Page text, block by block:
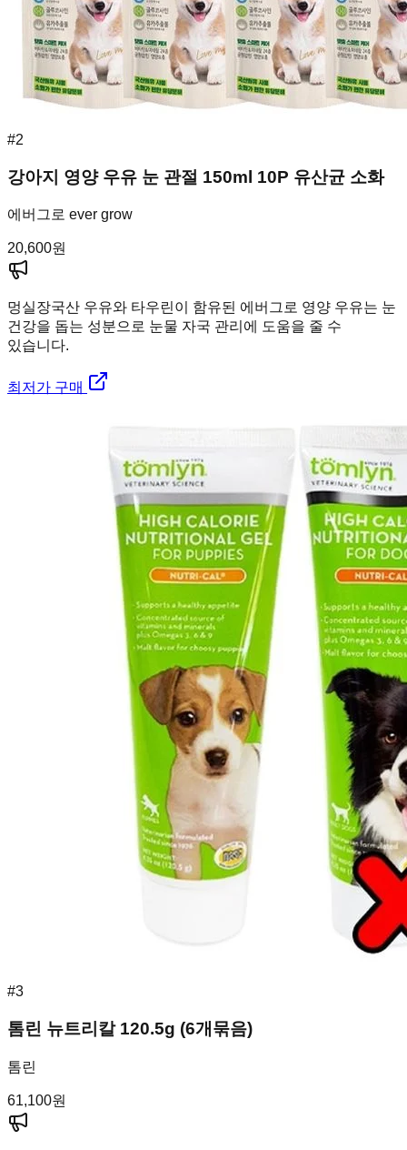
#2
강아지 영양 우유 눈 관절 150ml 10P 유산균 소화
에버그로 ever grow
20,600원
멍실장국산 우유와 타우린이 함유된 에버그로 영양 우유는 눈
건강을 돕는 성분으로 눈물 자국 관리에 도움을 줄 수
있습니다.
최저가 구매
#3
톰린 뉴트리칼 120.5g (6개묶음)
톰린
61,100원